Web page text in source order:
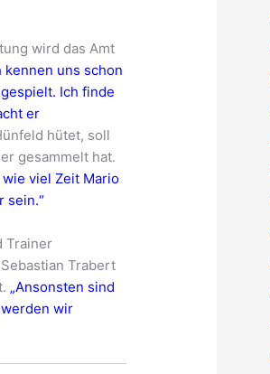
wird das Amt
kennen uns schon
Ich finde
er
hütet, soll
gesammelt hat.
viel Zeit Mario
sein.“
Trainer
Trabert
„Ansonsten sind
wir